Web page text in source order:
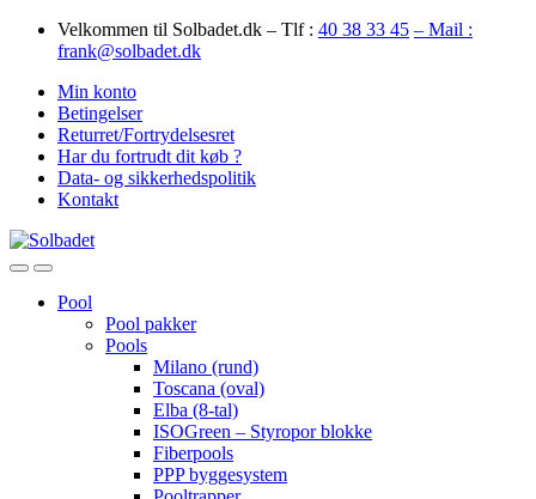
Skip
Skip
Velkommen til Solbadet.dk – Tlf : 40 38 33 45 – Mail :
frank@solbadet.dk
Min konto
Betingelser
Returret/Fortrydelsesret
Har du fortrudt dit køb ?
Data- og sikkerhedspolitik
Kontakt
OpenClose
Pool
Pool pakker
Pools
Milano (rund)
Toscana (oval)
Elba (8-tal)
ISOGreen – Styropor blokke
Fiberpools
PPP byggesystem